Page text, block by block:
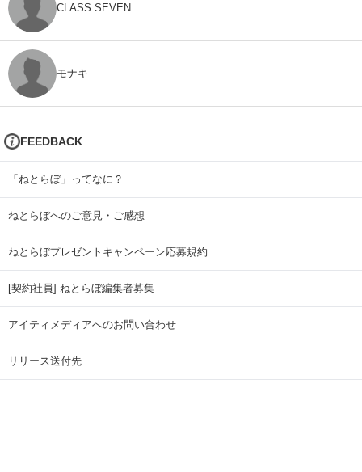
CLASS SEVEN
モナキ
FEEDBACK
「ねとらぼ」ってなに？
ねとらぼへのご意見・ご感想
ねとらぼプレゼントキャンペーン応募規約
[契約社員] ねとらぼ編集者募集
アイティメディアへのお問い合わせ
リリース送付先